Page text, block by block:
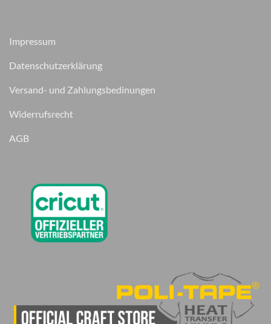
Impressum
Datenschutzerklärung
Versand- und Zahlungsbedinungen
Widerrufsrecht
AGB